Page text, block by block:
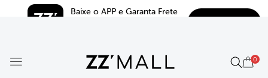
Baixe o APP e Garanta Frete
0